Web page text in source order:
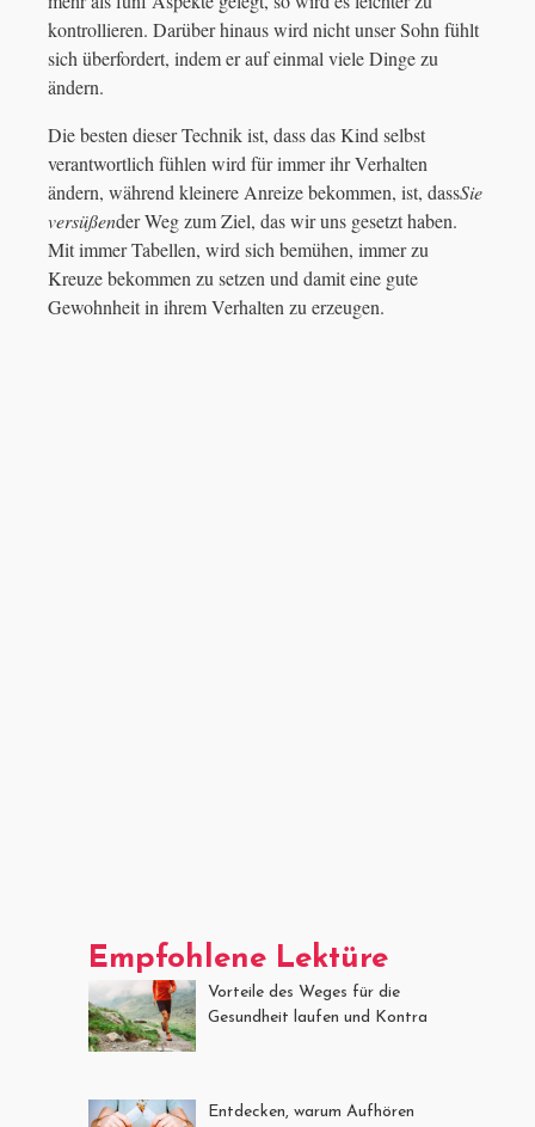
kontrollieren. Darüber hinaus wird nicht unser Sohn fühlt
sich überfordert, indem er auf einmal viele Dinge zu
ändern.
Die besten dieser Technik ist, dass das Kind selbst
verantwortlich fühlen wird für immer ihr Verhalten
ändern, während kleinere Anreize bekommen, ist, dassSie
versüßender Weg zum Ziel, das wir uns gesetzt haben.
Mit immer Tabellen, wird sich bemühen, immer zu
Kreuze bekommen zu setzen und damit eine gute
Gewohnheit in ihrem Verhalten zu erzeugen.
Empfohlene Lektüre
Vorteile des Weges für die
Gesundheit laufen und Kontra
Entdecken, warum Aufhören